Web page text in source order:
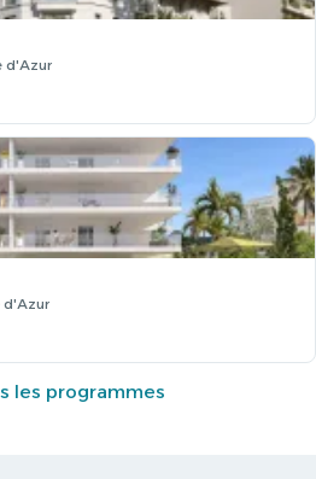
d'Azur
d'Azur
les programmes